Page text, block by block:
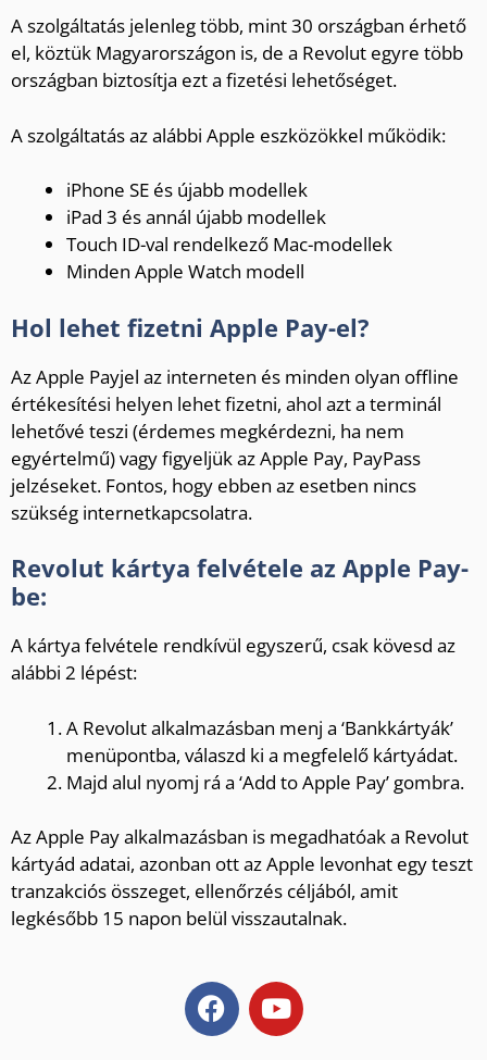
A szolgáltatás jelenleg több, mint 30 országban érhető
el, köztük Magyarországon is, de a Revolut egyre több
országban biztosítja ezt a fizetési lehetőséget.
A szolgáltatás az alábbi Apple eszközökkel működik:
iPhone SE és újabb modellek
iPad 3 és annál újabb modellek
Touch ID-val rendelkező Mac-modellek
Minden Apple Watch modell
Hol lehet fizetni Apple Pay-el?
Az Apple Payjel az interneten és minden olyan offline
értékesítési helyen lehet fizetni, ahol azt a terminál
lehetővé teszi (érdemes megkérdezni, ha nem
egyértelmű) vagy figyeljük az Apple Pay, PayPass
jelzéseket. Fontos, hogy ebben az esetben nincs
szükség internetkapcsolatra.
Revolut kártya felvétele az Apple Pay-
be:
A kártya felvétele rendkívül egyszerű, csak kövesd az
alábbi 2 lépést:
A Revolut alkalmazásban menj a ‘Bankkártyák’
menüpontba, válaszd ki a megfelelő kártyádat.
Majd alul nyomj rá a ‘Add to Apple Pay’ gombra.
Az Apple Pay alkalmazásban is megadhatóak a Revolut
kártyád adatai, azonban ott az Apple levonhat egy teszt
tranzakciós összeget, ellenőrzés céljából, amit
legkésőbb 15 napon belül visszautalnak.